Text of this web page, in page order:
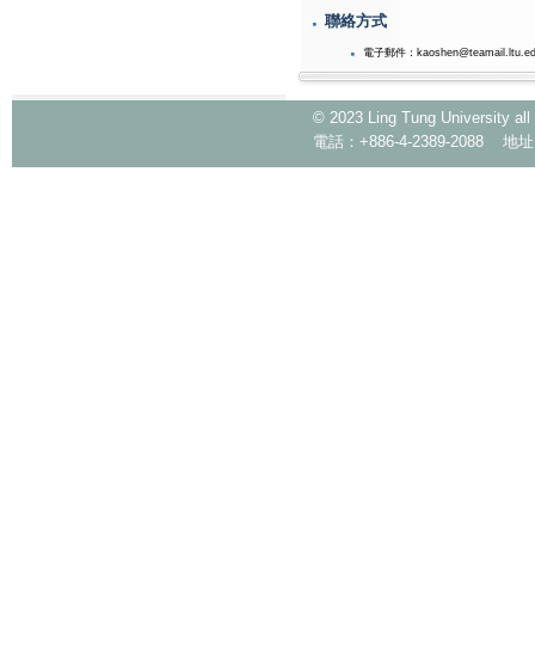
聯絡方式
電子郵件：
© 2023 Ling Tung University
電話：+886-4-2389-2088 地